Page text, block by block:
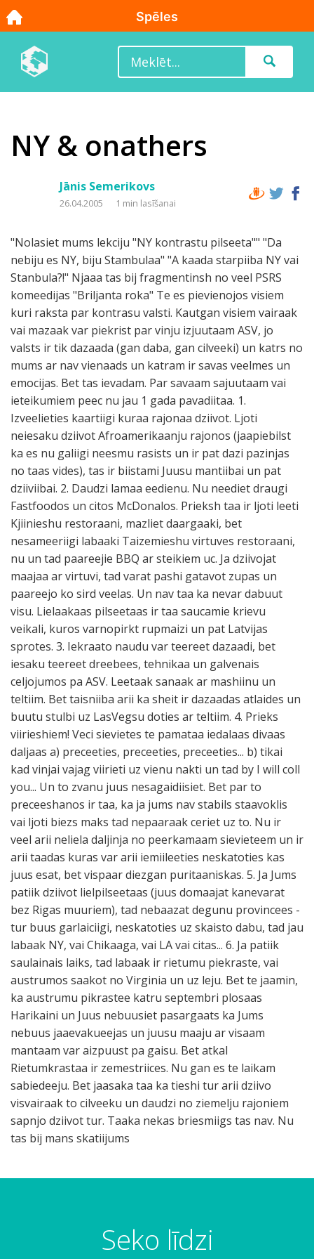
NY & onathers
Jānis Semerikovs
26.04.2005 1 min lasīšanai
"Nolasiet mums lekciju "NY kontrastu pilseeta"" "Da
nebiju es NY, biju Stambulaa" "A kaada starpiiba NY vai
Stanbula?!" Njaaa tas bij fragmentinsh no veel PSRS
komeedijas "Briljanta roka" Te es pievienojos visiem
kuri raksta par kontrasu valsti. Kautgan visiem vairaak
vai mazaak var piekrist par vinju izjuutaam ASV, jo
valsts ir tik dazaada (gan daba, gan cilveeki) un katrs no
mums ar nav vienaads un katram ir savas veelmes un
emocijas. Bet tas ievadam. Par savaam sajuutaam vai
ieteikumiem peec nu jau 1 gada pavadiitaa. 1.
Izveelieties kaartiigi kuraa rajonaa dziivot. Ljoti
neiesaku dziivot Afroamerikaanju rajonos (jaapiebilst
ka es nu galiigi neesmu rasists un ir pat dazi pazinjas
no taas vides), tas ir biistami Juusu mantiibai un pat
dziiviibai. 2. Daudzi lamaa eedienu. Nu neediet draugi
Fastfoodos un citos McDonalos. Prieksh taa ir ljoti leeti
Kjiinieshu restoraani, mazliet daargaaki, bet
nesameeriigi labaaki Taizemieshu virtuves restoraani,
nu un tad paareejie BBQ ar steikiem uc. Ja dziivojat
maajaa ar virtuvi, tad varat pashi gatavot zupas un
paareejo ko sird veelas. Un nav taa ka nevar dabuut
visu. Lielaakaas pilseetaas ir taa saucamie krievu
veikali, kuros varnopirkt rupmaizi un pat Latvijas
sprotes. 3. Iekraato naudu var teereet dazaadi, bet
iesaku teereet dreebees, tehnikaa un galvenais
celjojumos pa ASV. Leetaak sanaak ar mashiinu un
teltiim. Bet taisniiba arii ka sheit ir dazaadas atlaides un
buutu stulbi uz LasVegsu doties ar teltiim. 4. Prieks
viirieshiem! Veci sievietes te pamataa iedalaas divaas
daljaas a) preceeties, preceeties, preceeties... b) tikai
kad vinjai vajag viirieti uz vienu nakti un tad by I will coll
you... Un to zvanu juus nesagaidiisiet. Bet par to
preceeshanos ir taa, ka ja jums nav stabils staavoklis
vai ljoti biezs maks tad nepaaraak ceriet uz to. Nu ir
veel arii neliela daljinja no peerkamaam sievieteem un ir
arii taadas kuras var arii iemiileeties neskatoties kas
juus esat, bet vispaar diezgan puritaaniskas. 5. Ja Jums
patiik dziivot lielpilseetaas (juus domaajat kanevarat
bez Rigas muuriem), tad nebaazat degunu provincees -
tur buus garlaiciigi, neskatoties uz skaisto dabu, tad jau
labaak NY, vai Chikaaga, vai LA vai citas... 6. Ja patiik
saulainais laiks, tad labaak ir rietumu piekraste, vai
austrumos saakot no Virginia un uz leju. Bet te jaamin,
ka austrumu pikrastee katru septembri plosaas
Harikaini un Juus nebuusiet pasargaats ka Jums
nebuus jaaevakueejas un juusu maaju ar visaam
mantaam var aizpuust pa gaisu. Bet atkal
Rietumkrastaa ir zemestriices. Nu gan es te laikam
sabiedeeju. Bet jaasaka taa ka tieshi tur arii dziivo
visvairaak to cilveeku un daudzi no ziemelju rajoniem
sapnjo dziivot tur. Taaka nekas briesmiigs tas nav. Nu
tas bij mans skatiijums
Seko līdzi